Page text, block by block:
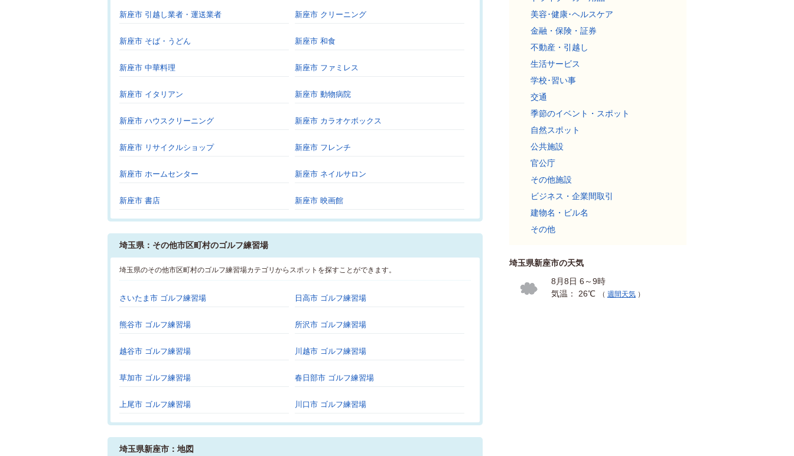
新座市 引越し業者・運送業者 新座市 クリーニング
新座市 そば・うどん 新座市 和食
新座市 中華料理 新座市 ファミレス
新座市 イタリアン 新座市 動物病院
新座市 ハウスクリーニング 新座市 カラオケボックス
新座市 リサイクルショップ 新座市 フレンチ
新座市 ホームセンター 新座市 ネイルサロン
新座市 書店 新座市 映画館
埼玉県：その他市区町村のゴルフ練習場
埼玉県のその他市区町村のゴルフ練習場カテゴリからスポットを探すことができます。
さいたま市 ゴルフ練習場 日高市 ゴルフ練習場
熊谷市 ゴルフ練習場 所沢市 ゴルフ練習場
越谷市 ゴルフ練習場 川越市 ゴルフ練習場
草加市 ゴルフ練習場 春日部市 ゴルフ練習場
上尾市 ゴルフ練習場 川口市 ゴルフ練習場
埼玉県新座市：地図
美容･健康･ヘルスケア
金融・保険・証券
不動産・引越し
生活サービス
学校･習い事
交通
季節のイベント・スポット
自然スポット
公共施設
官公庁
その他施設
ビジネス・企業間取引
建物名・ビル名
その他
埼玉県新座市の天気
8月8日 6～9時
気温： 26℃
（ 週間天気 ）